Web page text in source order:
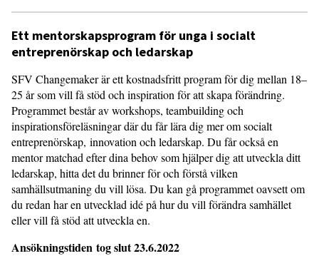
Ett mentorskapsprogram för unga i socialt
entreprenörskap och ledarskap
SFV Changemaker är ett kostnadsfritt program för dig mellan 18–
25 år som vill få stöd och inspiration för att skapa förändring.
Programmet består av workshops, teambuilding och
inspirationsföreläsningar där du får lära dig mer om socialt
entreprenörskap, innovation och ledarskap. Du får också en
mentor matchad efter dina behov som hjälper dig att utveckla ditt
ledarskap, hitta det du brinner för och förstå vilken
samhällsutmaning du vill lösa. Du kan gå programmet oavsett om
du redan har en utvecklad idé på hur du vill förändra samhället
eller vill få stöd att utveckla en.
Ansökningstiden tog slut 23.6.2022